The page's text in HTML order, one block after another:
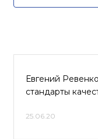
Евгений
стандарты
25.06.20